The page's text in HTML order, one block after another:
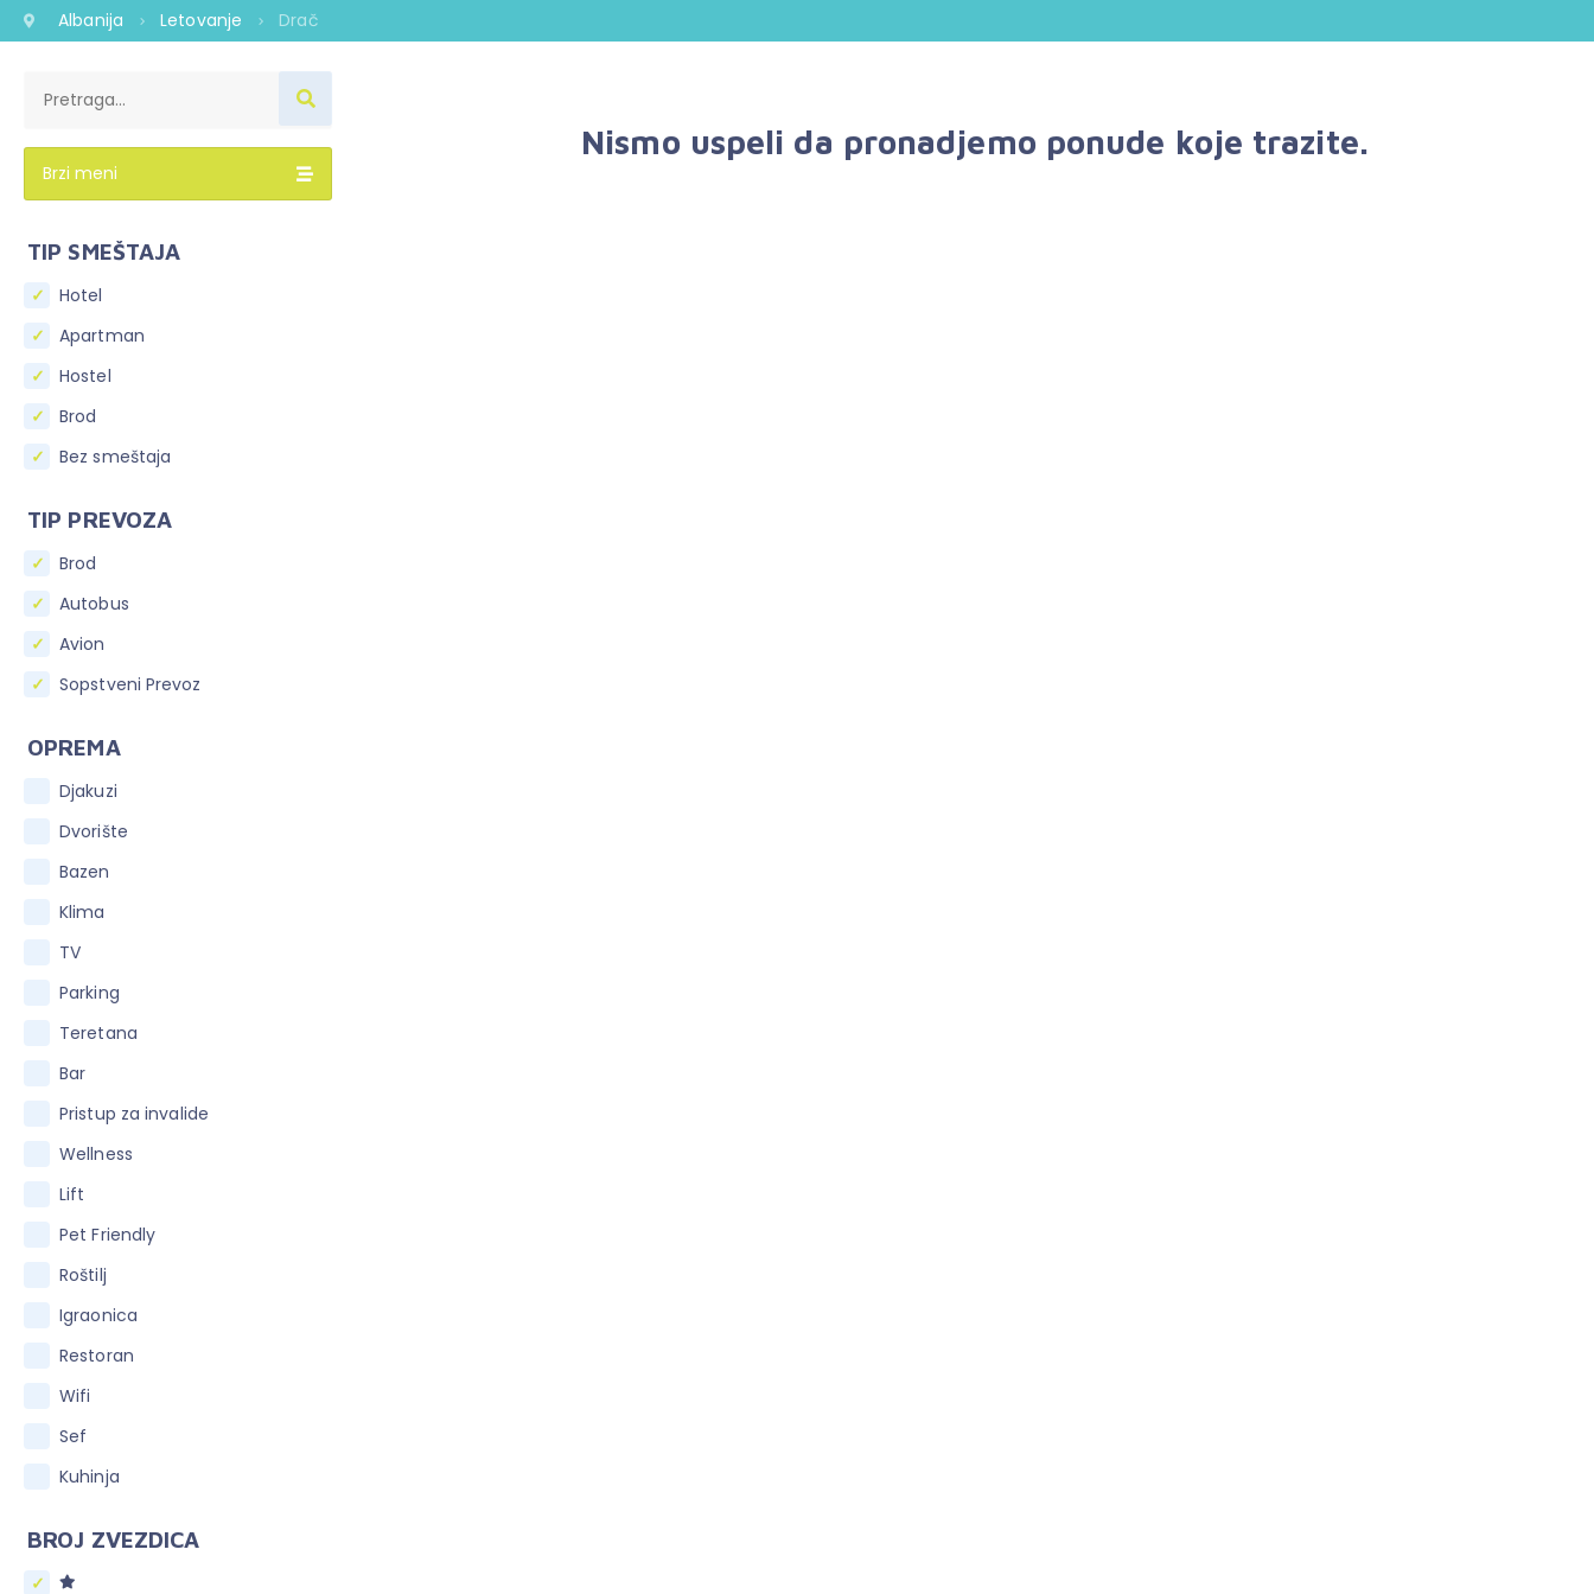
Albanija Letovanje Drač
Brzi meni
TIP SMEŠTAJA
Hotel
Apartman
Hostel
Brod
Bez smeštaja
TIP PREVOZA
Brod
Autobus
Avion
Sopstveni Prevoz
OPREMA
Djakuzi
Dvorište
Bazen
Klima
TV
Parking
Teretana
Bar
Pristup za invalide
Wellness
Lift
Pet Friendly
Roštilj
Igraonica
Restoran
Wifi
Sef
Kuhinja
BROJ ZVEZDICA
Nismo uspeli da pronadjemo ponude koje trazite.